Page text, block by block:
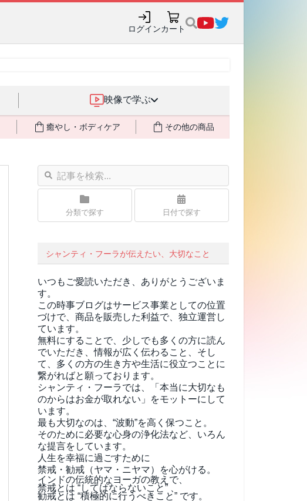
ログインカート
映像で学ぶ
癒やし・ボディケア その他の商品
分類で探す 日付で探す
シャンティ・フーラが伝えたい、大切なこと
いつもご愛読いただき、ありがとうございま
す。
この時事ブログはサービス事業としての位置
づけで、商品を販売した利益で、独立運営し
ています。
無料にすることで、少しでも多くの方に読ん
でいただき、情報が広く伝わること、そし
て、 多くの方の生き方や生活に役立つことに
繋がればと願っております。
シャンティ・フーラでは、「本当に大切なも
のからはお金が取れない」をモットーにして
います。
最も大切なのは、“波動”を高く保つこと。
そのために必要な心身の浄化法など、いろん
な提言をしています。
人生を幸福に過ごすために
禁戒・勧戒（ヤマ・ニヤマ）を心がける。
インドの伝統的なヨーガの教えで、
禁戒とは “してはならないこと” 、
勧戒とは “積極的に行うべきこと” です。